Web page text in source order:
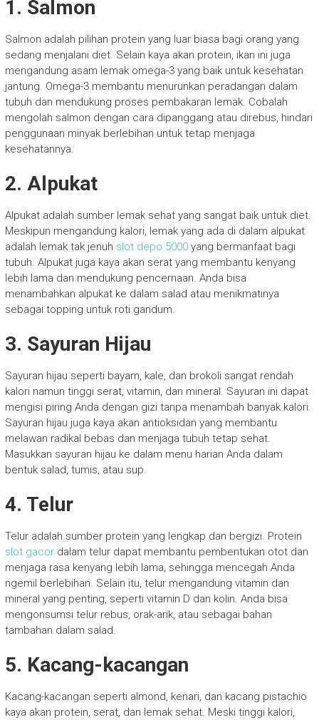
1. Salmon
Salmon adalah pilihan protein yang luar biasa bagi orang yang
sedang menjalani diet. Selain kaya akan protein, ikan ini juga
mengandung asam lemak omega-3 yang baik untuk kesehatan
jantung. Omega-3 membantu menurunkan peradangan dalam
tubuh dan mendukung proses pembakaran lemak. Cobalah
mengolah salmon dengan cara dipanggang atau direbus, hindari
penggunaan minyak berlebihan untuk tetap menjaga
kesehatannya.
2. Alpukat
Alpukat adalah sumber lemak sehat yang sangat baik untuk diet.
Meskipun mengandung kalori, lemak yang ada di dalam alpukat
adalah lemak tak jenuh slot depo 5000yang bermanfaat bagi
tubuh. Alpukat juga kaya akan serat yang membantu kenyang
lebih lama dan mendukung pencernaan. Anda bisa
menambahkan alpukat ke dalam salad atau menikmatinya
sebagai topping untuk roti gandum.
3. Sayuran Hijau
Sayuran hijau seperti bayam, kale, dan brokoli sangat rendah
kalori namun tinggi serat, vitamin, dan mineral. Sayuran ini dapat
mengisi piring Anda dengan gizi tanpa menambah banyak kalori.
Sayuran hijau juga kaya akan antioksidan yang membantu
melawan radikal bebas dan menjaga tubuh tetap sehat.
Masukkan sayuran hijau ke dalam menu harian Anda dalam
bentuk salad, tumis, atau sup.
4. Telur
Telur adalah sumber protein yang lengkap dan bergizi. Protein
slot gacordalam telur dapat membantu pembentukan otot dan
menjaga rasa kenyang lebih lama, sehingga mencegah Anda
ngemil berlebihan. Selain itu, telur mengandung vitamin dan
mineral yang penting, seperti vitamin D dan kolin. Anda bisa
mengonsumsi telur rebus, orak-arik, atau sebagai bahan
tambahan dalam salad.
5. Kacang-kacangan
Kacang-kacangan seperti almond, kenari, dan kacang pistachio
kaya akan protein, serat, dan lemak sehat. Meski tinggi kalori,